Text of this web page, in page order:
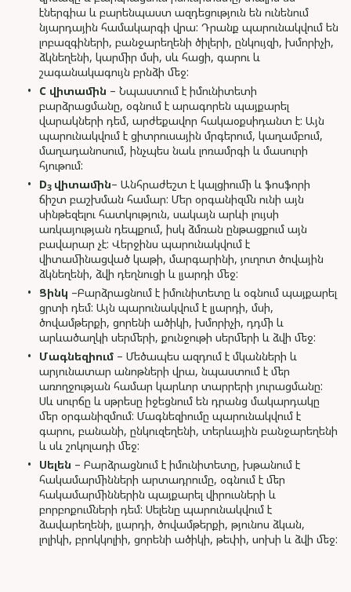
էներգիա և բարենպաստ ազդեցություն են ունենում
նյարդային համակարգի վրա: Դրանք պարունակվում են
լոբազգիների, բանջարեղենի ծիլերի, ընկույզի, խմորիչի,
ձկնեղենի, կարմիր մսի, սև հացի, գարու և
շագանակագույն բրնձի մեջ:
C վիտամին – Նպաստում է իմունիտետի
բարձրացմանը, օգնում է արագորեն պայքարել
վարակների դեմ, արժեքավոր հակաօքսիդանտ է: Այն
պարունակվում է ցիտրուսային մրգերում, կաղամբում,
մաղադանոսում, ինչպես նաև լոռամրգի և մասուրի
հյութում:
D3 վիտամին– Անհրաժեշտ է կալցիումի և ֆոսֆորի
ճիշտ բաշխման համար: Մեր օրգանիզմն ունի այն
սինթեզելու հատկություն, սակայն արևի լույսի
առկայության դեպքում, իսկ ձմռան ընթացքում այն
բավարար չէ: Վերջինս պարունակվում է
վիտամինացված կաթի, մարգարինի, յուղոտ ծովային
ձկնեղենի, ձվի դեղնուցի և լյարդի մեջ:
Ցինկ –Բարձրացնում է իմունիտետը և օգնում պայքարել
ցրտի դեմ: Այն պարունակվում է լյարդի, մսի,
ծովամթերքի, ցորենի ածիկի, խմորիչի, դդմի և
արևածաղկի սերմերի, քունջութի սերմերի և ձվի մեջ:
Մագնեզիում – Մեծապես ազդում է մկանների և
արյունատար անոթների վրա, նպաստում է մեր
առողջության համար կարևոր տարրերի յուրացմանը:
Սև սուրճը և սթրեսը իջեցնում են դրանց մակարդակը
մեր օրգանիզմում: Մագնեզիումը պարունակվում է
գարու, բանանի, ընկուզեղենի, տերևային բանջարեղենի
և սև շոկոլադի մեջ:
Սելեն – Բարձրացնում է իմունիտետը, խթանում է
հակամարմինների արտադրումը, օգնում է մեր
հակամարմիններին պայքարել վիրուսների և
բորբոքումների դեմ: Սելենը պարունակվում է
ձավարեղենի, լյարդի, ծովամթերքի, թյունոս ձկան,
լոլիկի, բրոկկոլիի, ցորենի ածիկի, թեփի, սոխի և ձվի մեջ: